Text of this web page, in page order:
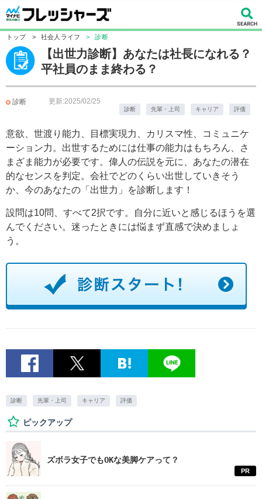
トップ > 社会人ライフ > 診断
【出世力診断】あなたは社長になれる？
平社員のまま終わる？
診断 更新:2025/02/25
診断 先輩・上司 キャリア 評価
意欲、世渡り能力、目標実現力、カリスマ性、コミュニケ
ーション力。出世するためには仕事の能力はもちろん、さ
まざま能力が必要です。偉人の伝説を元に、あなたの潜在
的なセンスを判定。会社でどのくらい出世していきそう
か、今のあなたの「出世力」を診断します！
設問は10問、すべて2択です。自分に近いと感じるほうを選
んでください。迷ったときには悩まず直感で決めましょ
う。
診断 先輩・上司 キャリア 評価
ピックアップ
ズボラ女子でもOKな美脚ケアって？
PR